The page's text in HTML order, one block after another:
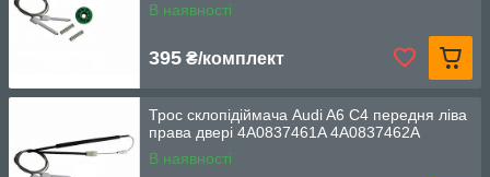
В наявності
395 ₴/комплект
Трос склопідіймача Audi A6 C4 передня ліва
права двері 4A0837461A 4A0837462A
В наявності